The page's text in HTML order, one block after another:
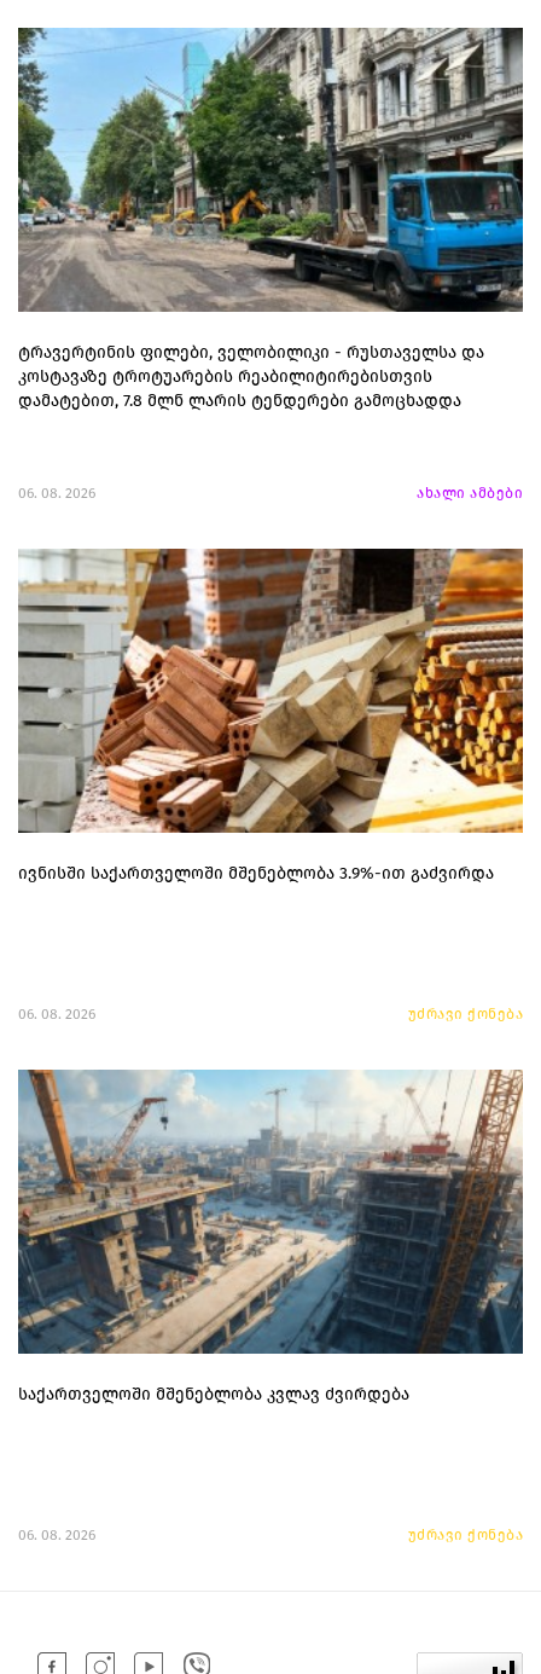
ტრავერტინის ფილები, ველობილიკი - რუსთაველსა და
კოსტავაზე ტროტუარების რეაბილიტირებისთვის
დამატებით, 7.8 მლნ ლარის ტენდერები გამოცხადდა
06. 08. 2026 ახალი ამბები
ივნისში საქართველოში მშენებლობა 3.9%-ით გაძვირდა
06. 08. 2026 უძრავი ქონება
საქართველოში მშენებლობა კვლავ ძვირდება
06. 08. 2026 უძრავი ქონება